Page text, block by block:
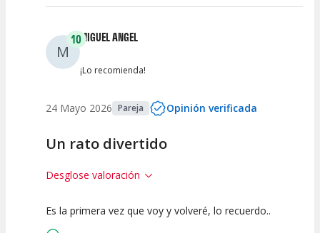
M
10MIGUEL ANGEL
¡Lo recomienda!
24 Mayo 2026 Pareja Opinión verificada
Un rato divertido
Desglose valoración
10 10 10
Es la primera vez que voy y volveré, lo recuerdo..